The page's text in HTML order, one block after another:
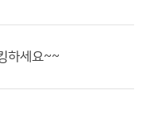
하세요~~